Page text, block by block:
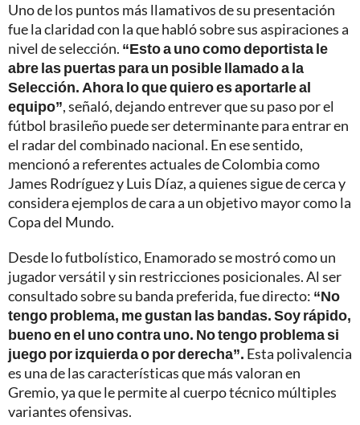
Uno de los puntos más llamativos de su presentación
fue la claridad con la que habló sobre sus aspiraciones a
nivel de selección. “Esto a uno como deportista le
abre las puertas para un posible llamado a la
Selección. Ahora lo que quiero es aportarle al
equipo”, señaló, dejando entrever que su paso por el
fútbol brasileño puede ser determinante para entrar en
el radar del combinado nacional. En ese sentido,
mencionó a referentes actuales de Colombia como
James Rodríguez y Luis Díaz, a quienes sigue de cerca y
considera ejemplos de cara a un objetivo mayor como la
Copa del Mundo.
Desde lo futbolístico, Enamorado se mostró como un
jugador versátil y sin restricciones posicionales. Al ser
consultado sobre su banda preferida, fue directo: “No
tengo problema, me gustan las bandas. Soy rápido,
bueno en el uno contra uno. No tengo problema si
juego por izquierda o por derecha”. Esta polivalencia
es una de las características que más valoran en
Gremio, ya que le permite al cuerpo técnico múltiples
variantes ofensivas.